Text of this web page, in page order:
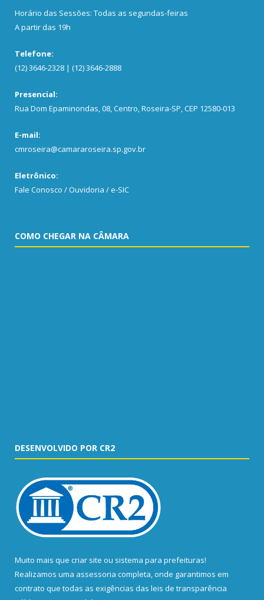
Horário das Sessões: Todas as segundas-feiras
A partir das 19h
Telefone:
(12) 3646-2328 | (12) 3646-2888
Presencial:
Rua Dom Epaminondas, 08, Centro, Roseira-SP, CEP 12580-013
E-mail:
cmroseira@camararoseira.sp.gov.br
Eletrônico:
Fale Conosco / Ouvidoria / e-SIC
COMO CHEGAR NA CÂMARA
DESENVOLVIDO POR CR2
Muito mais que criar site ou sistema para prefeituras!
Realizamos uma assessoria completa, onde garantimos em
contrato que todas as exigências das leis de transparência